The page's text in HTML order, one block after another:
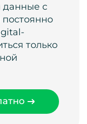
данные с
только